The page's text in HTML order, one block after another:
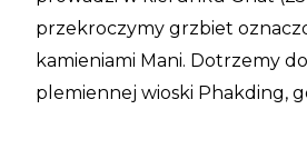
przekroczymy grzbiet
kamieniami Mani. Dotrzemy
plemiennej wioski Phakding,